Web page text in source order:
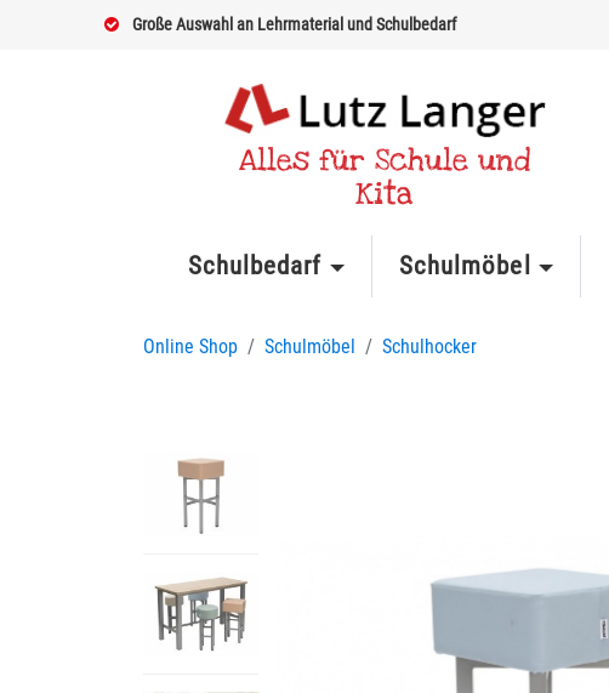
Große Auswahl an Lehrmaterial und Schulbedarf
Alles für Schule und
Kita
Schulbedarf Schulmöbel
Online Shop Schulmöbel Schulhocker